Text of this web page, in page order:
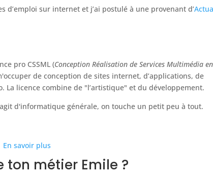
d’emploi sur internet et j’ai postulé à une provenant d’
pro CSSML (Conception Réalisation de Services Multimédia en
de conception de sites internet, d’applications, de
La licence combine de "l’artistique" et du développement.
d'informatique générale, on touche un petit peu à tout.
En savoir plus
ton métier Emile ?